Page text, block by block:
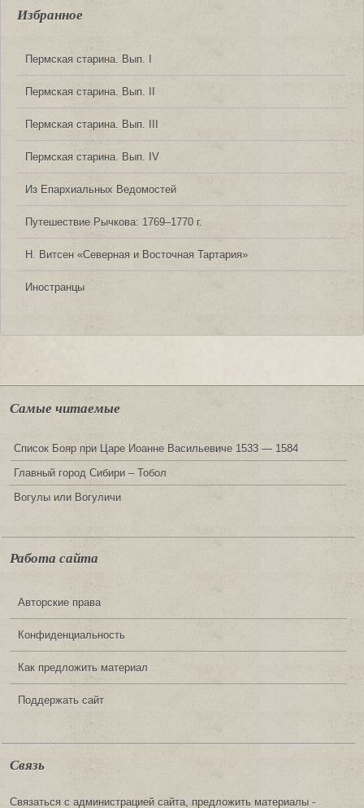
Избранное
Пермская старина. Вып. I
Пермская старина. Вып. II
Пермская старина. Вып. III
Пермская старина. Вып. IV
Из Епархиальных Ведомостей
Путешествие Рычкова: 1769‒1770 г.
Н. Витсен «Северная и Восточная Тартария»
Иностранцы
Самые читаемые
Список Бояр при Царе Иоанне Васильевиче 1533 — 1584
Главный город Сибири – Тобол
Вогулы или Вогуличи
Работа сайта
Авторские права
Конфиденциальность
Как предложить материал
Поддержать сайт
Связь
Связаться с администрацией сайта, предложить материалы -